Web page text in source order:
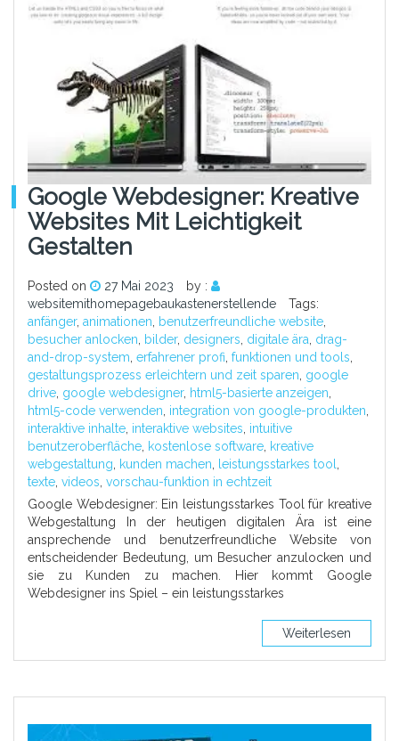
Google Webdesigner: Kreative
Websites Mit Leichtigkeit
Gestalten
Posted on 27 Mai 2023
by :
websitemithomepagebaukastenerstellende
Tags:
anfänger, animationen, benutzerfreundliche website,
besucher anlocken, bilder, designers, digitale ära, drag-
and-drop-system, erfahrener profi, funktionen und tools,
gestaltungsprozess erleichtern und zeit sparen, google
drive, google webdesigner, html5-basierte anzeigen,
html5-code verwenden, integration von google-produkten,
interaktive inhalte, interaktive websites, intuitive
benutzeroberfläche, kostenlose software, kreative
webgestaltung, kunden machen, leistungsstarkes tool,
texte, videos, vorschau-funktion in echtzeit
Google Webdesigner: Ein leistungsstarkes Tool für kreative
Webgestaltung In der heutigen digitalen Ära ist eine
ansprechende und benutzerfreundliche Website von
entscheidender Bedeutung, um Besucher anzulocken und
sie zu Kunden zu machen. Hier kommt Google
Webdesigner ins Spiel – ein leistungsstarkes
Weiterlesen